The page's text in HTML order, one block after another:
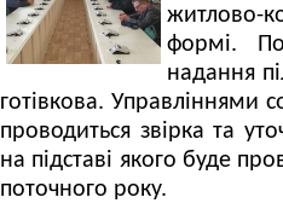
житлово-
формі.
надання
готівкова. Управліннями
проводиться звірка та
на підставі якого буде
поточного року.